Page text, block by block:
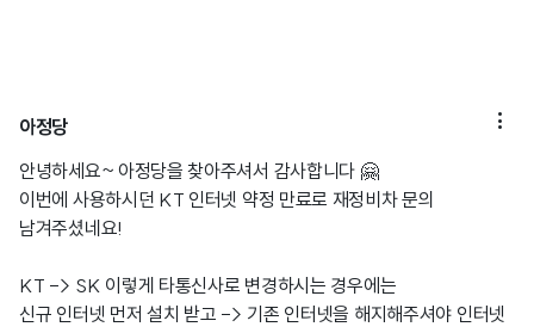
아정당 
안녕하세요~ 아정당을 찾아주셔서 감사합니다 🤗
이번에 사용하시던 KT 인터넷 약정 만료로 재정비차 문의
남겨주셨네요!
KT -> SK 이렇게 타통신사로 변경하시는 경우에는
신규 인터넷 먼저 설치 받고 -> 기존 인터넷을 해지해주셔야 인터넷